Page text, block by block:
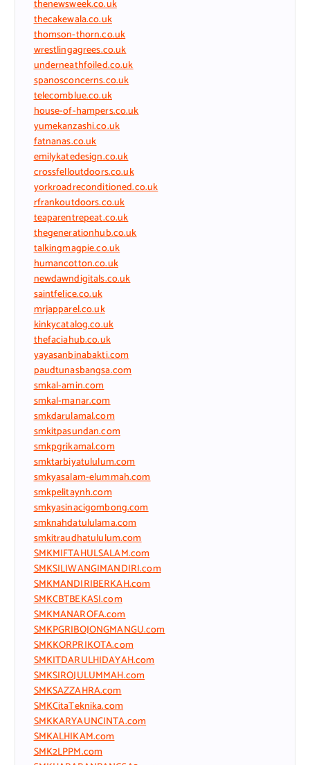
thenewsweek.co.uk
thecakewala.co.uk
thomson-thorn.co.uk
wrestlingagrees.co.uk
underneathfoiled.co.uk
spanosconcerns.co.uk
telecomblue.co.uk
house-of-hampers.co.uk
yumekanzashi.co.uk
fatnanas.co.uk
emilykatedesign.co.uk
crossfelloutdoors.co.uk
yorkroadreconditioned.co.uk
rfrankoutdoors.co.uk
teaparentrepeat.co.uk
thegenerationhub.co.uk
talkingmagpie.co.uk
humancotton.co.uk
newdawndigitals.co.uk
saintfelice.co.uk
mrjapparel.co.uk
kinkycatalog.co.uk
thefaciahub.co.uk
yayasanbinabakti.com
paudtunasbangsa.com
smkal-amin.com
smkal-manar.com
smkdarulamal.com
smkitpasundan.com
smkpgrikamal.com
smktarbiyatululum.com
smkyasalam-elummah.com
smkpelitaynh.com
smkyasinacigombong.com
smknahdatululama.com
smkitraudhatululum.com
SMKMIFTAHULSALAM.com
SMKSILIWANGIMANDIRI.com
SMKMANDIRIBERKAH.com
SMKCBTBEKASI.com
SMKMANAROFA.com
SMKPGRIBOJONGMANGU.com
SMKKORPRIKOTA.com
SMKITDARULHIDAYAH.com
SMKSIROJULUMMAH.com
SMKSAZZAHRA.com
SMKCitaTeknika.com
SMKKARYAUNCINTA.com
SMKALHIKAM.com
SMK2LPPM.com